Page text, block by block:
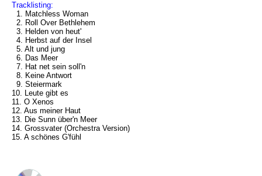
Tracklisting:
1. Matchless Woman
2. Roll Over Bethlehem
3. Helden von heut'
4. Herbst auf der Insel
5. Alt und jung
6. Das Meer
7. Hat net sein soll'n
8. Keine Antwort
9. Steiermark
10. Leute gibt es
11. O Xenos
12. Aus meiner Haut
13. Die Sunn über'n Meer
14. Grossvater (Orchestra Version)
15. A schönes G'fühl